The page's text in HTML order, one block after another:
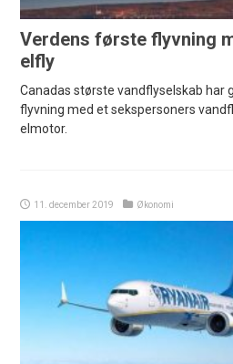
Verdens første flyvning
elfly
Canadas største vandflyselskab
flyvning med et sekspersoners
elmotor.
11. december 2019 Økonomi